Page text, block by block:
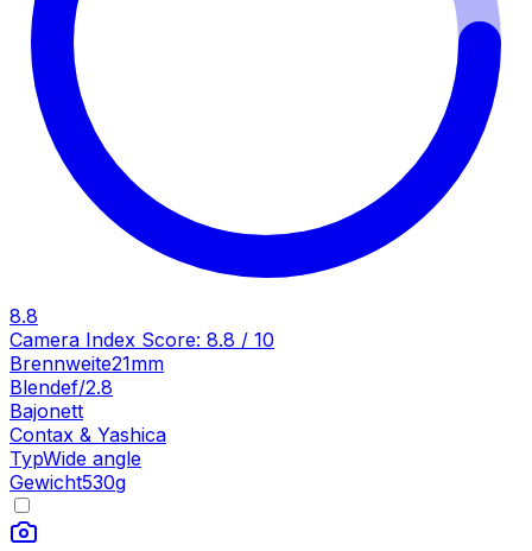
8.8
Camera Index Score: 8.8 / 10
Brennweite21mm
Blendef/2.8
Bajonett
Contax & Yashica
TypWide angle
Gewicht530g